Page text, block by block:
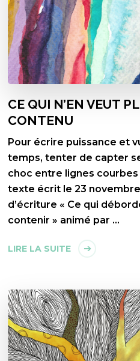
CE QUI N’EN VEUT
CONTENU
Pour écrire puissance et
temps, tenter de capter
choc entre lignes
texte écrit le 23
d’écriture « Ce qui
contenir » animé par …
LIRE LA SUITE